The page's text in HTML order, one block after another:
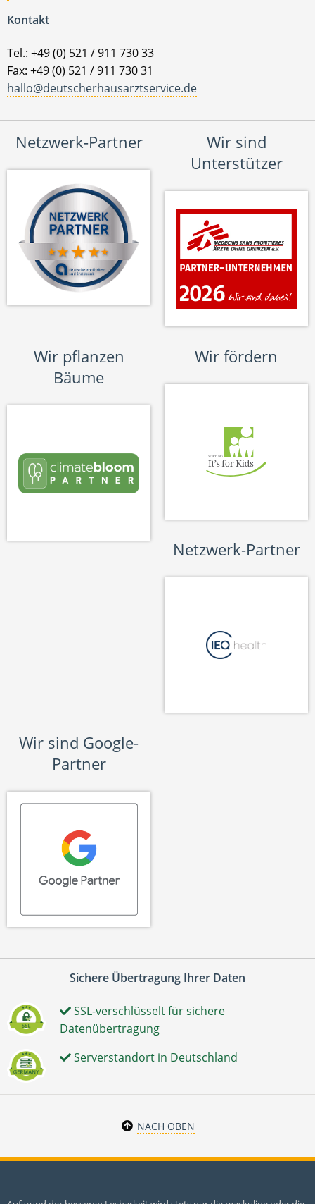
Kontakt
Tel.: +49 (0) 521 / 911 730 33
Fax: +49 (0) 521 / 911 730 31
hallo@deutscherhausarztservice.de
Netzwerk-Partner
Wir sind
Unterstützer
Wir pflanzen
Bäume
Wir fördern
Netzwerk-Partner
Wir sind Google-
Partner
Sichere Übertragung Ihrer Daten
SSL-verschlüsselt für sichere
Datenübertragung
Serverstandort in Deutschland
NACH OBEN